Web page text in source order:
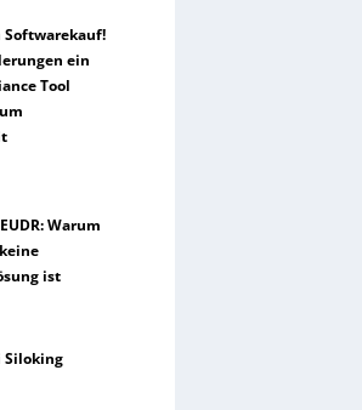
ein
Tool
Warum
ist
Siloking